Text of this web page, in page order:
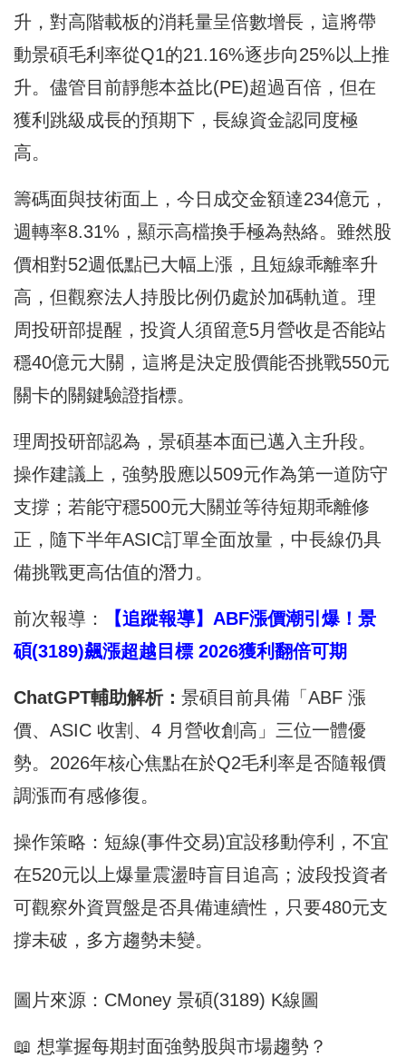
升，對高階載板的消耗量呈倍數增長，這將帶
動景碩毛利率從Q1的21.16%逐步向25%以上推
升。儘管目前靜態本益比(PE)超過百倍，但在
獲利跳級成長的預期下，長線資金認同度極
高。
籌碼面與技術面上，今日成交金額達234億元，
週轉率8.31%，顯示高檔換手極為熱絡。雖然股
價相對52週低點已大幅上漲，且短線乖離率升
高，但觀察法人持股比例仍處於加碼軌道。理
周投研部提醒，投資人須留意5月營收是否能站
穩40億元大關，這將是決定股價能否挑戰550元
關卡的關鍵驗證指標。
理周投研部認為，景碩基本面已邁入主升段。
操作建議上，強勢股應以509元作為第一道防守
支撐；若能守穩500元大關並等待短期乖離修
正，隨下半年ASIC訂單全面放量，中長線仍具
備挑戰更高估值的潛力。
前次報導：
【追蹤報導】ABF漲價潮引爆！景
碩(3189)飆漲超越目標 2026獲利翻倍可期
ChatGPT輔助解析： 景碩目前具備「ABF 漲
價、ASIC 收割、4 月營收創高」三位一體優
勢。2026年核心焦點在於Q2毛利率是否隨報價
調漲而有感修復。
操作策略：短線(事件交易)宜設移動停利，不宜
在520元以上爆量震盪時盲目追高；波段投資者
可觀察外資買盤是否具備連續性，只要480元支
撐未破，多方趨勢未變。
圖片來源：CMoney 景碩(3189) K線圖
📖 想掌握每期封面強勢股與市場趨勢？